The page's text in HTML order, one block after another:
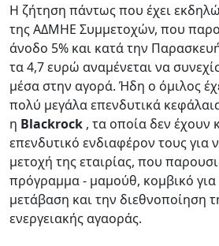
Η ζήτηση πάντως που έχει
της ΑΔΜΗΕ Συμμετοχών, που
άνοδο 5% και κατά την
τα 4,7 ευρώ αναμένεται να
μέσα στην αγορά. Ήδη ο όμιλος
πολύ μεγάλα επενδυτικά
η Blackrock , τα οποία δεν έχουν
επενδυτικό ενδιαφέρον τους
μετοχή της εταιρίας, που
πρόγραμμα - μαμούθ, κομβικό για
μετάβαση και την διεθνοποίηση
ενεργειακής αγαοράς.